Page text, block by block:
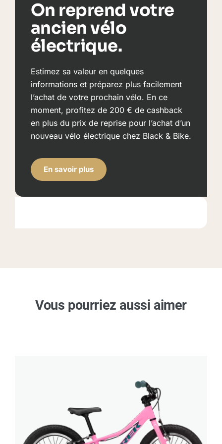
On reprend votre
ancien vélo
électrique.
Estimez sa valeur en quelques
informations et préparez plus facilement
l’achat de votre prochain vélo. En ce
moment, profitez de 200 € de cashback
en plus du prix de reprise pour l’achat d’un
nouveau vélo électrique chez Black & Bike.
En savoir plus
Vous pourriez aussi aimer